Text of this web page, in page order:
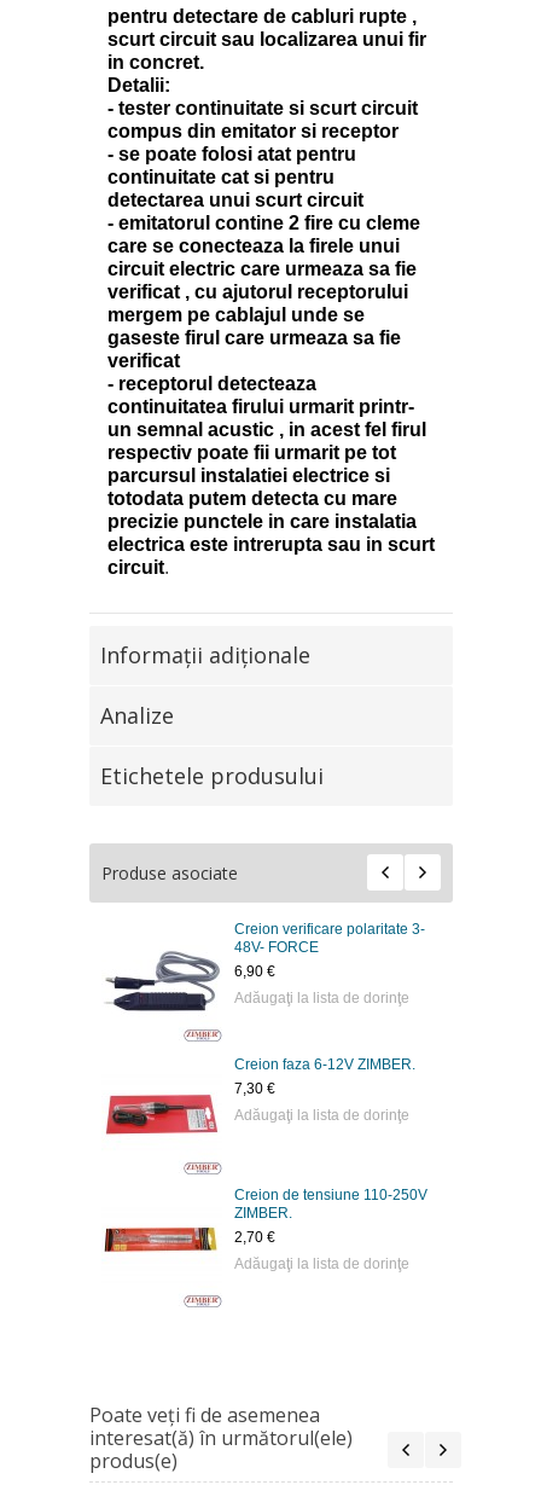
pentru detectare de cabluri rupte ,
scurt circuit sau localizarea unui fir
in concret.
Detalii:
- tester continuitate si scurt circuit
compus din emitator si receptor
- se poate folosi atat pentru
continuitate cat si pentru
detectarea unui scurt circuit
- emitatorul contine 2 fire cu cleme
care se conecteaza la firele unui
circuit electric care urmeaza sa fie
verificat , cu ajutorul receptorului
mergem pe cablajul unde se
gaseste firul care urmeaza sa fie
verificat
- receptorul detecteaza
continuitatea firului urmarit printr-
un semnal acustic , in acest fel firul
respectiv poate fii urmarit pe tot
parcursul instalatiei electrice si
totodata putem detecta cu mare
precizie punctele in care instalatia
electrica este intrerupta sau in scurt
circuit.
Informaţii adiţionale
Analize
Etichetele produsului
Produse asociate
Creion verificare polaritate 3-
48V- FORCE
6,90 €
Adăugaţi la lista de dorinţe
Creion faza 6-12V ZIMBER.
7,30 €
Adăugaţi la lista de dorinţe
Creion de tensiune 110-250V
ZIMBER.
2,70 €
Adăugaţi la lista de dorinţe
Poate veţi fi de asemenea
interesat(ă) în următorul(ele)
produs(e)